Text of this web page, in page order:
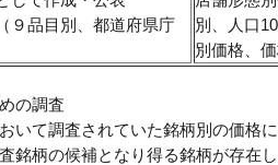
９品目別、都道府県庁
別、人口
別価格、
の調査
いて調査されていた銘柄別の価格
銘柄の候補となり得る銘柄が存在